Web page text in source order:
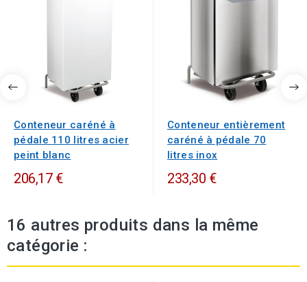
Conteneur caréné à
pédale 110 litres acier
peint blanc
206,17 €
Conteneur entièrement
caréné à pédale 70
litres inox
233,30 €
16 autres produits dans la même
catégorie :